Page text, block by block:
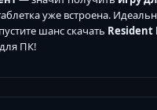
уже встроена.
шанс скачать Resident
ПК!